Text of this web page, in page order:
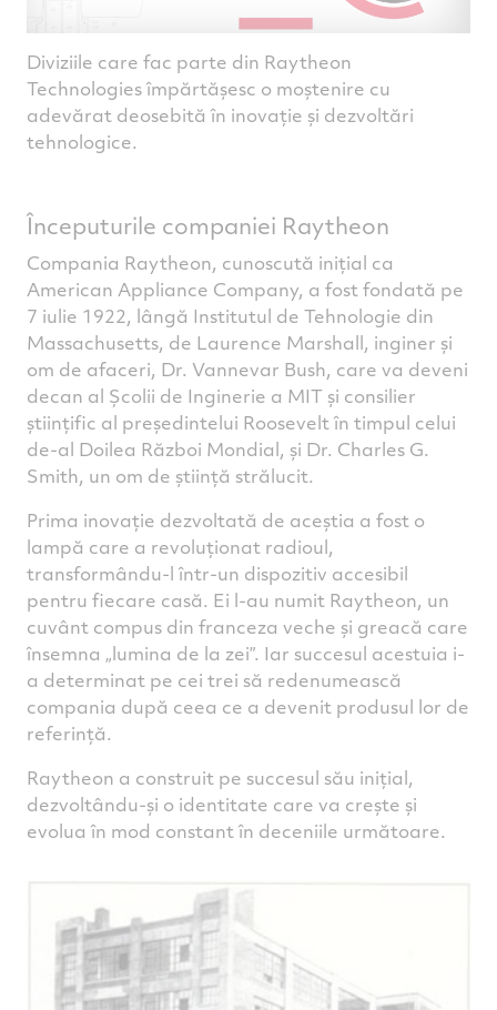
Diviziile care fac parte din Raytheon
Technologies împărtășesc o moștenire cu
adevărat deosebită în inovație și dezvoltări
tehnologice.
Începuturile companiei Raytheon
Compania Raytheon, cunoscută inițial ca
American Appliance Company, a fost fondată pe
7 iulie 1922, lângă Institutul de Tehnologie din
Massachusetts, de Laurence Marshall, inginer și
om de afaceri, Dr. Vannevar Bush, care va deveni
decan al Școlii de Inginerie a MIT și consilier
științific al președintelui Roosevelt în timpul celui
de-al Doilea Război Mondial, și Dr. Charles G.
Smith, un om de știință strălucit.
Prima inovație dezvoltată de aceștia a fost o
lampă care a revoluționat radioul,
transformându-l într-un dispozitiv accesibil
pentru fiecare casă. Ei l-au numit Raytheon, un
cuvânt compus din franceza veche și greacă care
însemna „lumina de la zei”. Iar succesul acestuia i-
a determinat pe cei trei să redenumească
compania după ceea ce a devenit produsul lor de
referință.
Raytheon a construit pe succesul său inițial,
dezvoltându-și o identitate care va crește și
evolua în mod constant în deceniile următoare.